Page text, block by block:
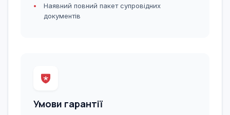
Наявний повний пакет супровідних
документів
Умови гарантії